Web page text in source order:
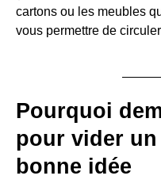
cartons ou les meubles
vous permettre de
Pourquoi
pour vider
bonne idée